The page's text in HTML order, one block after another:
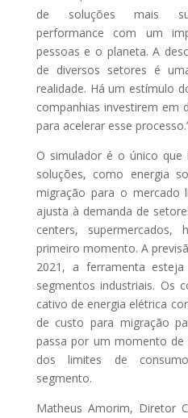
nto
Receba
de soluções mais
performance com um
pessoas e o planeta. A
de diversos setores é
realidade. Há um estímulo
companhias investirem em
para acelerar esse
O simulador é o único que
soluções, como energia
migração para o mercado
ajusta à demanda de
centers,
primeiro momento. A
2021, a ferramenta
segmentos industriais. Os
cativo de energia elétrica
de custo para migração
passa por um momento
dos limites de
segmento.
Matheus Amorim, Diretor